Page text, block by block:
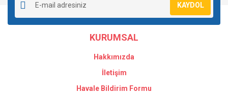
KAYDOL
KURUMSAL
Hakkımızda
İletişim
Havale Bildirim Formu